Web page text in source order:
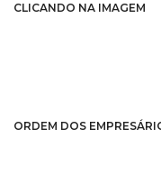
CLICANDO NA IMAGEM
ORDEM DOS